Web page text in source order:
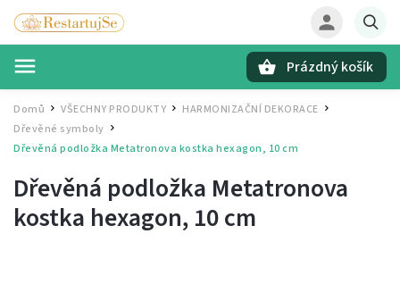
Prázdný košík
Domů / VŠECHNY PRODUKTY / HARMONIZAČNÍ DEKORACE
Dřevěné symboly
Dřevěná podložka Metatronova kostka hexagon, 10 cm
Dřevěná podložka Metatronova
kostka hexagon, 10 cm